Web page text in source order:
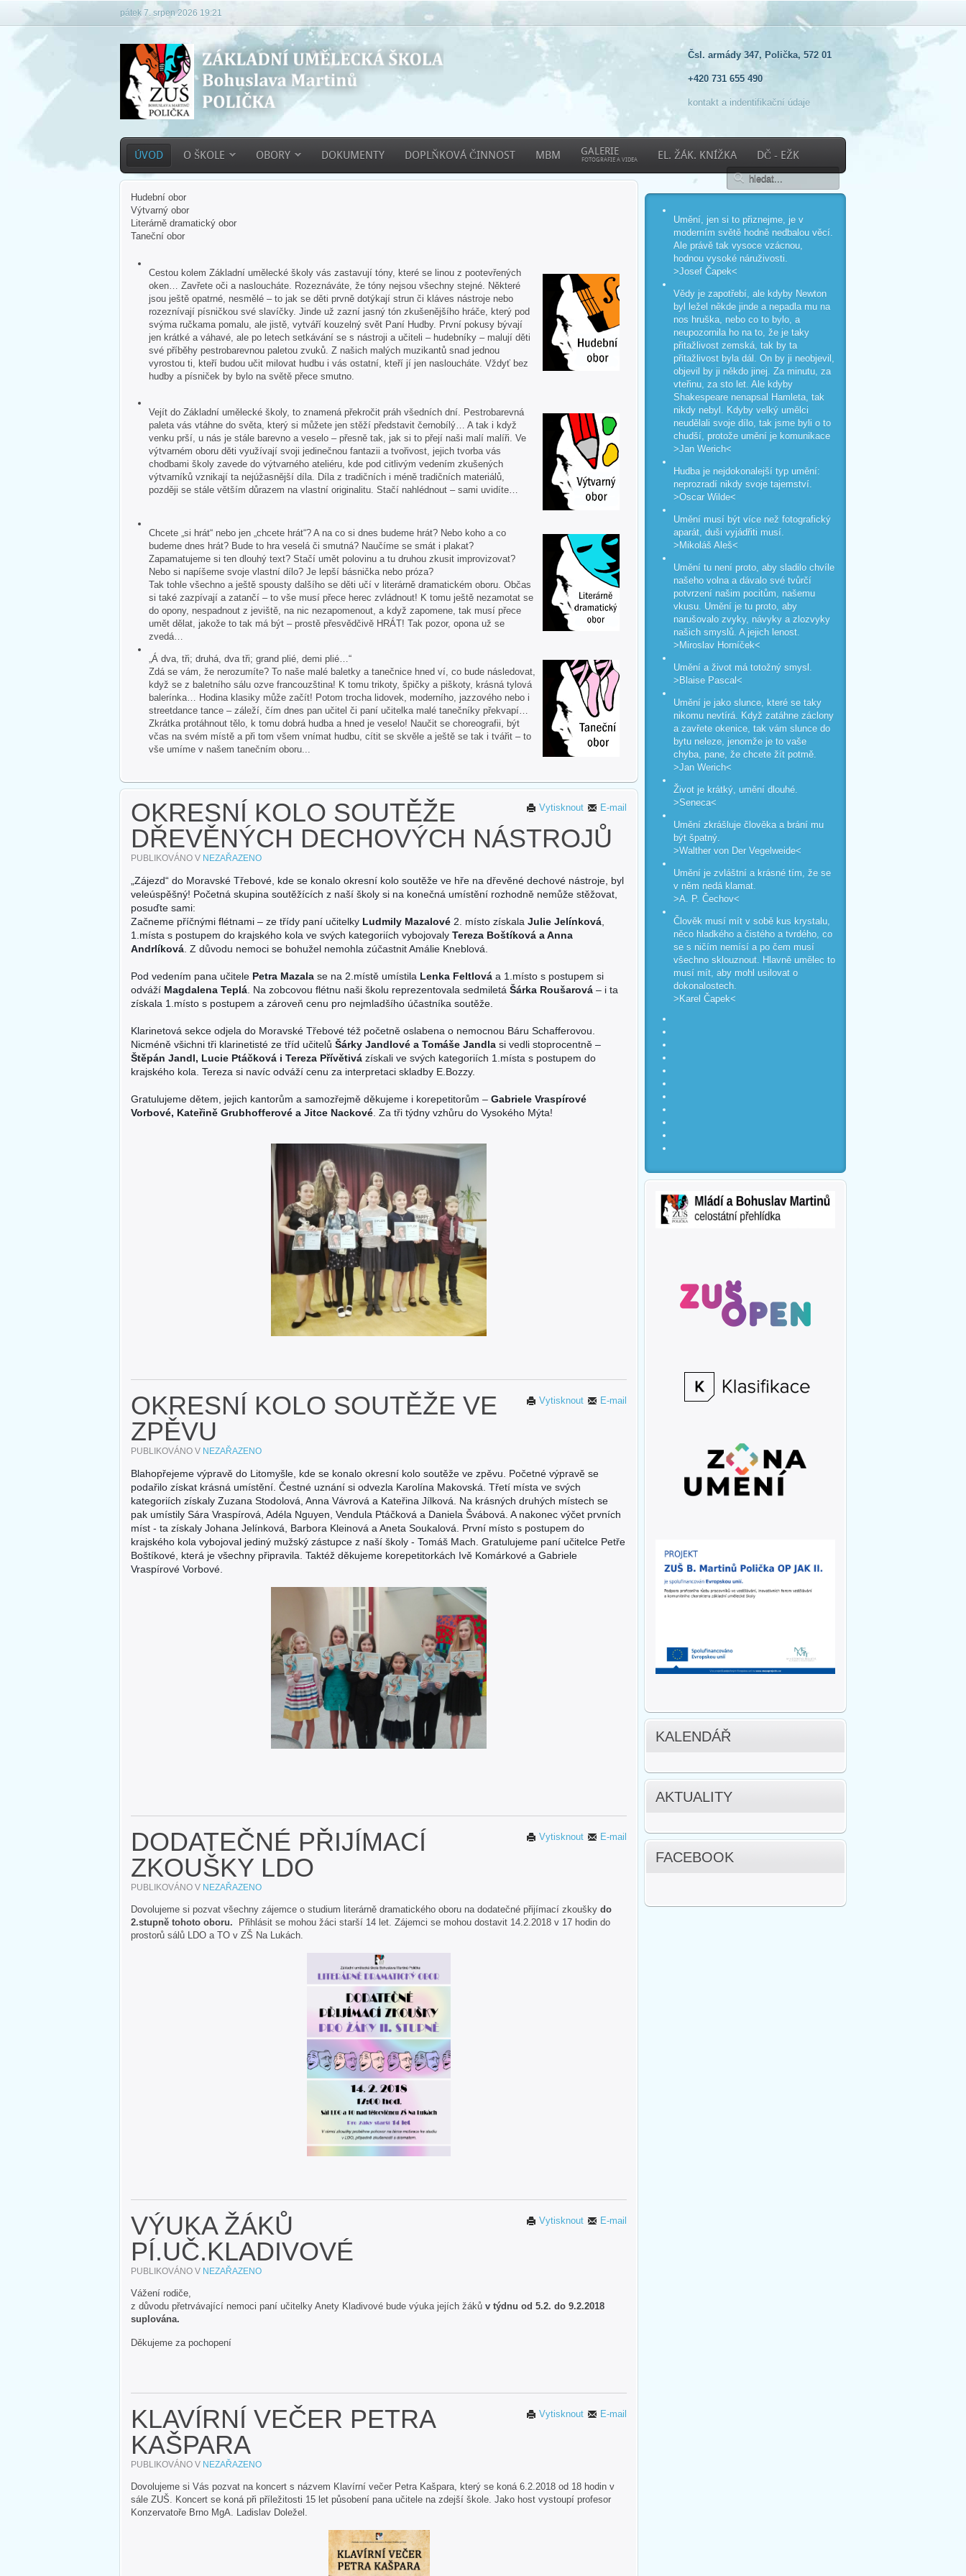
pátek 7. srpen 2026 19:21
Čsl. armády 347, Polička, 572 01
+420 731 655 490
kontakt a indentifikační údaje
ÚVOD O ŠKOLE OBORY DOKUMENTY DOPLŇKOVÁ ČINNOST MBM GALERIE
FOTOGRAFIE A VIDEA EL. ŽÁK. KNÍŽKA DČ - EŽK
Hudební obor
Výtvarný obor
Literárně dramatický obor
Taneční obor
Cestou kolem Základní umělecké školy vás zastavují tóny, které se linou z pootevřených
oken… Zavřete oči a nasloucháte. Rozeznáváte, že tóny nejsou všechny stejné. Některé
jsou ještě opatrné, nesmělé – to jak se děti prvně dotýkají strun či kláves nástroje nebo
rozeznívají písničkou své slavíčky. Jinde už zazní jasný tón zkušenějšího hráče, který pod
svýma ručkama pomalu, ale jistě, vytváří kouzelný svět Paní Hudby. První pokusy bývají
jen krátké a váhavé, ale po letech setkávání se s nástroji a učiteli – hudebníky – malují děti
své příběhy pestrobarevnou paletou zvuků. Z našich malých muzikantů snad jednou
vyrostou ti, kteří budou učit milovat hudbu i vás ostatní, kteří jí jen nasloucháte. Vždyť bez
hudby a písniček by bylo na světě přece smutno.
Vejít do Základní umělecké školy, to znamená překročit práh všedních dní. Pestrobarevná
paleta vás vtáhne do světa, který si můžete jen stěží představit černobílý… A tak i když
venku prší, u nás je stále barevno a veselo – přesně tak, jak si to přejí naši malí malíři. Ve
výtvarném oboru děti využívají svoji jedinečnou fantazii a tvořivost, jejich tvorba vás
chodbami školy zavede do výtvarného ateliéru, kde pod citlivým vedením zkušených
výtvarníků vznikají ta nejúžasnější díla. Díla z tradičních i méně tradičních materiálů,
později se stále větším důrazem na vlastní originalitu. Stačí nahlédnout – sami uvidíte…
Chcete „si hrát“ nebo jen „chcete hrát“? A na co si dnes budeme hrát? Nebo koho a co
budeme dnes hrát? Bude to hra veselá či smutná? Naučíme se smát i plakat?
Zapamatujeme si ten dlouhý text? Stačí umět polovinu a tu druhou zkusit improvizovat?
Nebo si napíšeme svoje vlastní dílo? Je lepší básnička nebo próza?
Tak tohle všechno a ještě spousty dalšího se děti učí v literárně dramatickém oboru. Občas
si také zazpívají a zatančí – to vše musí přece herec zvládnout! K tomu ještě nezamotat se
do opony, nespadnout z jeviště, na nic nezapomenout, a když zapomene, tak musí přece
umět dělat, jakože to tak má být – prostě přesvědčivě HRÁT! Tak pozor, opona už se
zvedá…
„Á dva, tři; druhá, dva tři; grand plié, demi plié…“
Zdá se vám, že nerozumíte? To naše malé baletky a tanečnice hned ví, co bude následovat,
když se z baletního sálu ozve francouzština! K tomu trikoty, špičky a piškoty, krásná tylová
balerínka… Hodina klasiky může začít! Potom trocha lidovek, moderního, jazzového nebo i
streetdance tance – záleží, čím dnes pan učitel či paní učitelka malé tanečníky překvapí…
Zkrátka protáhnout tělo, k tomu dobrá hudba a hned je veselo! Naučit se choreografii, být
včas na svém místě a při tom všem vnímat hudbu, cítit se skvěle a ještě se tak i tvářit – to
vše umíme v našem tanečním oboru...
E-mail
Vytisknout
OKRESNÍ KOLO SOUTĚŽE
DŘEVĚNÝCH DECHOVÝCH NÁSTROJŮ
PUBLIKOVÁNO V NEZAŘAZENO
„Zájezd“ do Moravské Třebové, kde se konalo okresní kolo soutěže ve hře na dřevěné dechové nástroje, byl
veleúspěšný! Početná skupina soutěžících z naší školy si na konečná umístění rozhodně nemůže stěžovat,
posuďte sami:
Začneme příčnými flétnami – ze třídy paní učitelky Ludmily Mazalové 2. místo získala Julie Jelínková
1.místa s postupem do krajského kola ve svých kategoriích vybojovaly Tereza Boštíková a Anna
Andrlíková . Z důvodu nemoci se bohužel nemohla zúčastnit Amálie Kneblová.
Pod vedením pana učitele Petra Mazala se na 2.místě umístila Lenka Feltlová a 1.místo s postupem si
odváží Magdalena Teplá . Na zobcovou flétnu naši školu reprezentovala sedmiletá Šárka Roušarová – i ta
získala 1.místo s postupem a zároveň cenu pro nejmladšího účastníka soutěže.
Klarinetová sekce odjela do Moravské Třebové též početně oslabena o nemocnou Báru Schafferovou.
Nicméně všichni tři klarinetisté ze tříd učitelů Šárky Jandlové a Tomáše Jandla si vedli stoprocentně –
Štěpán Jandl, Lucie Ptáčková i Tereza Přívětivá získali ve svých kategoriích 1.místa s postupem do
krajského kola. Tereza si navíc odváží cenu za interpretaci skladby E.Bozzy.
Gratulujeme dětem, jejich kantorům a samozřejmě děkujeme i korepetitorům – Gabriele Vraspírové
Vorbové, Kateřině Grubhofferové a Jitce Nackové . Za tři týdny vzhůru do Vysokého Mýta!
E-mail
Vytisknout
OKRESNÍ KOLO SOUTĚŽE VE
ZPĚVU
PUBLIKOVÁNO V NEZAŘAZENO
Blahopřejeme výpravě do Litomyšle, kde se konalo okresní kolo soutěže ve zpěvu. Početné výpravě se
podařilo získat krásná umístění. Čestné uznání si odvezla Karolína Makovská. Třetí místa ve svých
kategoriích získaly Zuzana Stodolová, Anna Vávrová a Kateřina Jílková. Na krásných druhých místech se
pak umístily Sára Vraspírová, Adéla Nguyen, Vendula Ptáčková a Daniela Švábová. A nakonec výčet prvních
míst - ta získaly Johana Jelínková, Barbora Kleinová a Aneta Soukalová. První místo s postupem do
krajského kola vybojoval jediný mužský zástupce z naší školy - Tomáš Mach. Gratulujeme paní učitelce Petře
Boštíkové, která je všechny připravila. Taktéž děkujeme korepetitorkách Ivě Komárkové a Gabriele
Vraspírové Vorbové.
E-mail
Vytisknout
DODATEČNÉ PŘIJÍMACÍ
ZKOUŠKY LDO
PUBLIKOVÁNO V NEZAŘAZENO
Dovolujeme si pozvat všechny zájemce o studium literárně dramatického oboru na dodatečné přijímací zkoušky do
2.stupně tohoto oboru. Přihlásit se mohou žáci starší 14 let. Zájemci se mohou dostavit 14.2.2018 v 17 hodin do
prostorů sálů LDO a TO v ZŠ Na Lukách.
E-mail
Vytisknout
VÝUKA ŽÁKŮ
PÍ.UČ.KLADIVOVÉ
PUBLIKOVÁNO V NEZAŘAZENO
Vážení rodiče,
z důvodu přetrvávající nemoci paní učitelky Anety Kladivové bude výuka jejích žáků v týdnu od 5.2. do 9.2.2018
suplována.
Děkujeme za pochopení
E-mail
Vytisknout
KLAVÍRNÍ VEČER PETRA
KAŠPARA
PUBLIKOVÁNO V NEZAŘAZENO
Dovolujeme si Vás pozvat na koncert s názvem Klavírní večer Petra Kašpara, který se koná 6.2.2018 od 18 hodin v
sále ZUŠ. Koncert se koná při příležitosti 15 let působení pana učitele na zdejší škole. Jako host vystoupí profesor
Konzervatoře Brno MgA. Ladislav Doležel.
Umění, jen si to přiznejme, je v
moderním světě hodně nedbalou věcí.
Ale právě tak vysoce vzácnou,
hodnou vysoké náruživosti.
>Josef Čapek<
Vědy je zapotřebí, ale kdyby Newton
byl ležel někde jinde a nepadla mu na
nos hruška, nebo co to bylo, a
neupozornila ho na to, že je taky
přitažlivost zemská, tak by ta
přitažlivost byla dál. On by ji neobjevil,
objevil by ji někdo jinej. Za minutu, za
vteřinu, za sto let. Ale kdyby
Shakespeare nenapsal Hamleta, tak
nikdy nebyl. Kdyby velký umělci
neudělali svoje dílo, tak jsme byli o to
chudší, protože umění je komunikace
>Jan Werich<
Hudba je nejdokonalejší typ umění:
neprozradí nikdy svoje tajemství.
>Oscar Wilde<
Umění musí být více než fotografický
aparát, duši vyjádřiti musí.
>Mikoláš Aleš<
Umění tu není proto, aby sladilo chvíle
našeho volna a dávalo své tvůrčí
potvrzení našim pocitům, našemu
vkusu. Umění je tu proto, aby
narušovalo zvyky, návyky a zlozvyky
našich smyslů. A jejich lenost.
>Miroslav Horníček<
Umění a život má totožný smysl.
>Blaise Pascal<
Umění je jako slunce, které se taky
nikomu nevtírá. Když zatáhne záclony
a zavřete okenice, tak vám slunce do
bytu neleze, jenomže je to vaše
chyba, pane, že chcete žít potmě.
>Jan Werich<
Život je krátký, umění dlouhé.
>Seneca<
Umění zkrášluje člověka a brání mu
být špatný.
>Walther von Der Vegelweide<
Umění je zvláštní a krásné tím, že se
v něm nedá klamat.
>A. P. Čechov<
Člověk musí mít v sobě kus krystalu,
něco hladkého a čistého a tvrdého, co
se s ničím nemísí a po čem musí
všechno sklouznout. Hlavně umělec to
musí mít, aby mohl usilovat o
dokonalostech.
>Karel Čapek<
KALENDÁŘ
AKTUALITY
FACEBOOK